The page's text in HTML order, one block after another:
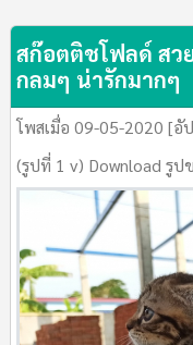
สก๊อตติชโฟลด์ สว
กลมๆ น่ารักมากๆ
โพสเมื่อ 09-05-2020 [อั
(รูปที่ 1 v) Download รู